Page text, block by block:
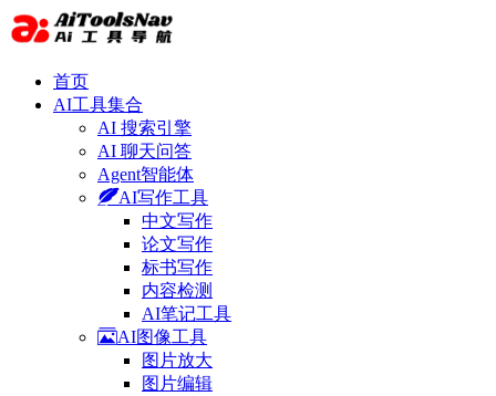
首页
AI工具集合
AI 搜索引擎
AI 聊天问答
Agent智能体
AI写作工具
中文写作
论文写作
标书写作
内容检测
AI笔记工具
AI图像工具
图片放大
图片编辑